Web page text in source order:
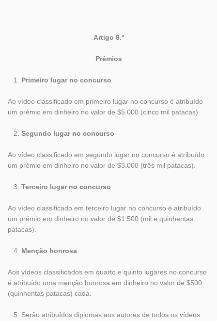
Artigo 8.º
Prémios
Primeiro lugar no concurso
Ao vídeo classificado em primeiro lugar no concurso é atribuído
um prémio em dinheiro no valor de $5.000 (cinco mil patacas).
Segundo lugar no concurso
Ao vídeo classificado em segundo lugar no concurso é atribuído
um prémio em dinheiro no valor de $3.000 (três mil patacas).
Terceiro lugar no concurso
Ao vídeo classificado em terceiro lugar no concurso é atribuído
um prémio em dinheiro no valor de $1.500 (mil e quinhentas
patacas).
Menção honrosa
Aos vídeos classificados em quarto e quinto lugares no concurso
é atribuído uma menção honrosa em dinheiro no valor de $500
(quinhentas patacas) cada.
Serão atribuídos diplomas aos autores de todos os vídeos